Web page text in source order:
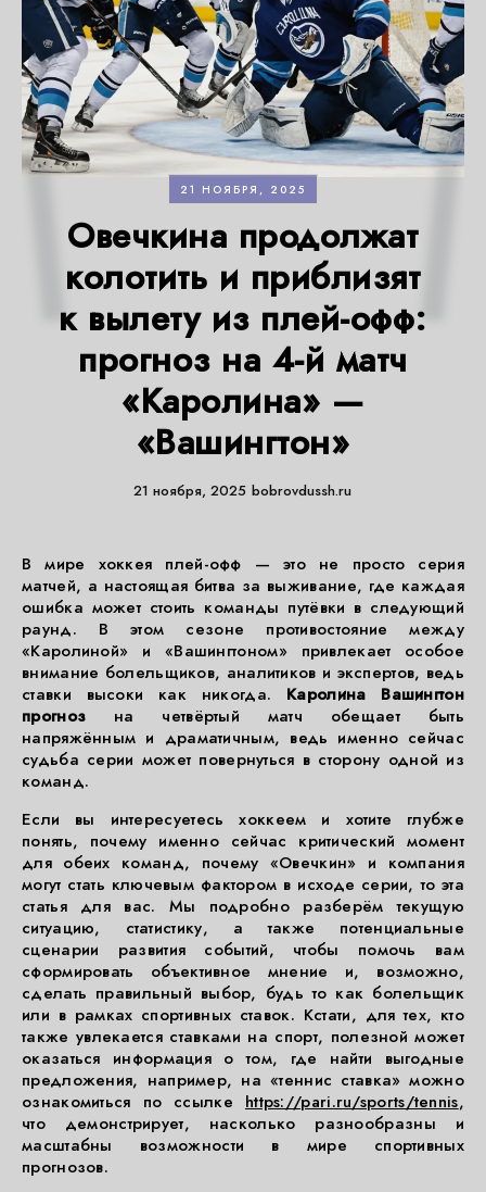
21 НОЯБРЯ, 2025
Овечкина продолжат
колотить и приблизят
к вылету из плей-офф:
прогноз на 4-й матч
«Каролина» —
«Вашингтон»
21 ноября, 2025 bobrovdussh.ru
В мире хоккея плей-офф — это не просто серия
матчей, а настоящая битва за выживание, где каждая
ошибка может стоить команды путёвки в следующий
раунд. В этом сезоне противостояние между
«Каролиной» и «Вашингтоном» привлекает особое
внимание болельщиков, аналитиков и экспертов, ведь
ставки высоки как никогда. Каролина Вашингтон
прогноз на четвёртый матч обещает быть
напряжённым и драматичным, ведь именно сейчас
судьба серии может повернуться в сторону одной из
команд.
Если вы интересуетесь хоккеем и хотите глубже
понять, почему именно сейчас критический момент
для обеих команд, почему «Овечкин» и компания
могут стать ключевым фактором в исходе серии, то эта
статья для вас. Мы подробно разберём текущую
ситуацию, статистику, а также потенциальные
сценарии развития событий, чтобы помочь вам
сформировать объективное мнение и, возможно,
сделать правильный выбор, будь то как болельщик
или в рамках спортивных ставок. Кстати, для тех, кто
также увлекается ставками на спорт, полезной может
оказаться информация о том, где найти выгодные
предложения, например, на «теннис ставка» можно
ознакомиться по ссылке https://pari.ru/sports/tennis,
что демонстрирует, насколько разнообразны и
масштабны возможности в мире спортивных
прогнозов.